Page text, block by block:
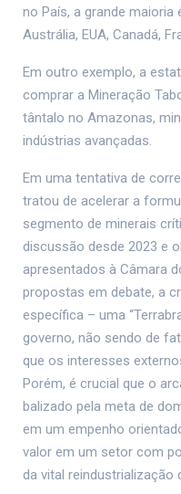
no País, a grande maioria
Austrália, EUA, Canadá,
Em outro exemplo, a
comprar a Mineração
tântalo no Amazonas,
indústrias avançadas.
Em uma tentativa de
tratou de acelerar a
segmento de minerais
discussão desde 2023 e
apresentados à Câmara
propostas em debate, a
específica – uma
governo, não sendo de
que os interesses
Porém, é crucial que o
balizado pela meta de
em um empenho
valor em um setor com
da vital reindustrialização